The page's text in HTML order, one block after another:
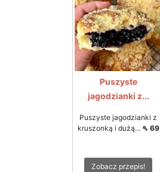
Puszyste
jagodzianki z...
Puszyste jagodzianki z
kruszonką i dużą... ⇖ 69
Zobacz przepis!